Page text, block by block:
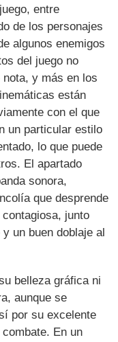
entre
de los personajes
algunos enemigos
del juego no
y más en los
están
con el que
un particular estilo
lo que puede
El apartado
sonora,
que desprende
junto
un buen doblaje al
belleza gráfica ni
aunque se
por su excelente
En un